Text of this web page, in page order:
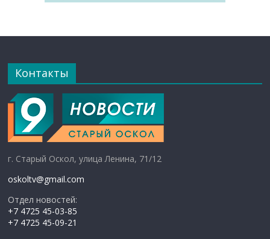
Контакты
г. Старый Оскол, улица Ленина, 71/12
oskoltv@gmail.com
Отдел новостей:
+7 4725 45-03-85
+7 4725 45-09-21